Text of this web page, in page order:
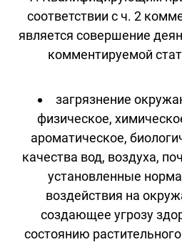
соответствии с ч. 2
является совершение
комментируемой
загрязнение
физическое,
ароматическое,
качества вод, воздуха,
установленные
воздействия на
создающее угрозу
состоянию